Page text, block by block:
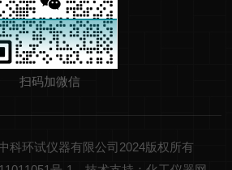
扫码加微信
科环试仪器有限公司2024版权所有